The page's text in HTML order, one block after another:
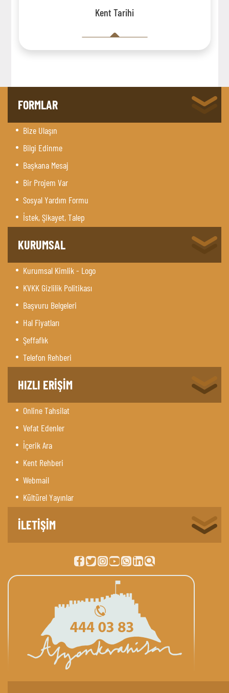
Kent Tarihi
FORMLAR
Bize Ulaşın
Bilgi Edinme
Başkana Mesaj
Bir Projem Var
Sosyal Yardım Formu
İstek, Şikayet, Talep
KURUMSAL
Kurumsal Kimlik - Logo
KVKK Gizlilik Politikası
Başvuru Belgeleri
Hal Fiyatları
Şeffaflık
Telefon Rehberi
HIZLI ERİŞİM
Online Tahsilat
Vefat Edenler
İçerik Ara
Kent Rehberi
Webmail
Kültürel Yayınlar
İLETİŞİM